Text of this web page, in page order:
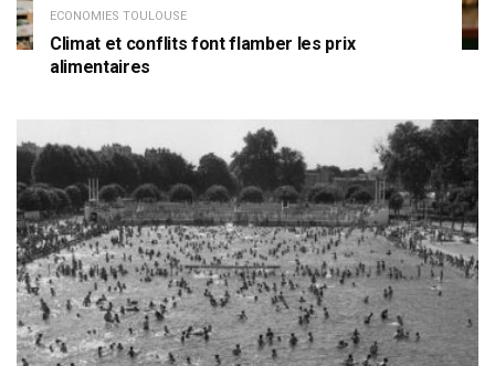
ECONOMIES TOULOUSE
Climat et conflits font flamber les prix
alimentaires